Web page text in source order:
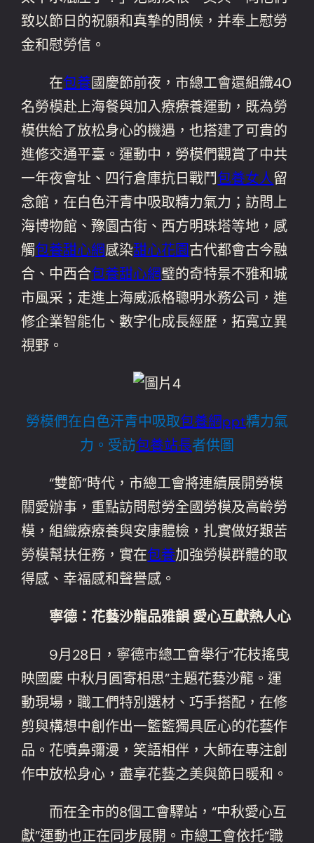
致以節日的祝願和真摯的問候，并奉上慰勞
金和慰勞信。
在包養國慶節前夜，市總工會還組織40
名勞模赴上海餐與加入療療養運動，既為勞
模供給了放松身心的機遇，也搭建了可貴的
進修交通平臺。運動中，勞模們觀賞了中共
一年夜會址、四行倉庫抗日戰鬥包養女人留
念館，在白色汗青中吸取精力氣力；訪問上
海博物館、豫園古街、西方明珠塔等地，感
觸包養甜心網感染甜心花園古代都會古今融
合、中西合包養甜心網璧的奇特景不雅和城
市風采；走進上海威派格聰明水務公司，進
修企業智能化、數字化成長經歷，拓寬立異
視野。
勞模們在白色汗青中吸取包養網ppt精力氣
力。受訪包養站長者供圖
“雙節”時代，市總工會將連續展開勞模
關愛辦事，重點訪問慰勞全國勞模及高齡勞
模，組織療療養與安康體檢，扎實做好艱苦
勞模幫扶任務，實在包養加強勞模群體的取
得感、幸福感和聲譽感。
寧德：花藝沙龍品雅韻 愛心互獻熱人心
9月28日，寧德市總工會舉行“花枝搖曳
映國慶 中秋月圓寄相思”主題花藝沙龍。運
動現場，職工們特別選材、巧手搭配，在修
剪與構想中創作出一籃籃獨具匠心的花藝作
品。花噴鼻彌漫，笑語相伴，大師在專注創
作中放松身心，盡享花藝之美與節日暖和。
而在全市的8個工會驛站，“中秋愛心互
獻”運動也正在同步展開。市總工會依托“職